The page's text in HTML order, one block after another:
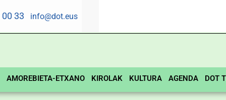
00 33 info@dot.eus
AMOREBIETA-ETXANO KIROLAK KULTURA AGENDA DOT